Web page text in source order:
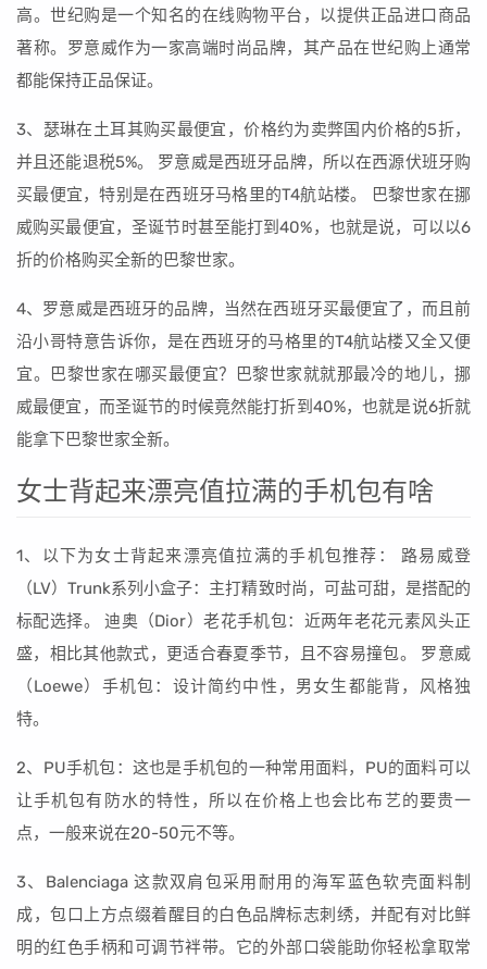
高。世纪购是一个知名的在线购物平台，以提供正品进口商品
著称。罗意威作为一家高端时尚品牌，其产品在世纪购上通常
都能保持正品保证。
3、瑟琳在土耳其购买最便宜，价格约为卖弊国内价格的5折，
并且还能退税5%。 罗意威是西班牙品牌，所以在西源伏班牙购
买最便宜，特别是在西班牙马格里的T4航站楼。 巴黎世家在挪
威购买最便宜，圣诞节时甚至能打到40%，也就是说，可以以6
折的价格购买全新的巴黎世家。
4、罗意威是西班牙的品牌，当然在西班牙买最便宜了，而且前
沿小哥特意告诉你，是在西班牙的马格里的T4航站楼又全又便
宜。巴黎世家在哪买最便宜？巴黎世家就就那最冷的地儿，挪
威最便宜，而圣诞节的时候竟然能打折到40%，也就是说6折就
能拿下巴黎世家全新。
女士背起来漂亮值拉满的手机包有啥
1、以下为女士背起来漂亮值拉满的手机包推荐： 路易威登
（LV）Trunk系列小盒子：主打精致时尚，可盐可甜，是搭配的
标配选择。 迪奥（Dior）老花手机包：近两年老花元素风头正
盛，相比其他款式，更适合春夏季节，且不容易撞包。 罗意威
（Loewe）手机包：设计简约中性，男女生都能背，风格独
特。
2、PU手机包：这也是手机包的一种常用面料，PU的面料可以
让手机包有防水的特性，所以在价格上也会比布艺的要贵一
点，一般来说在20-50元不等。
3、Balenciaga 这款双肩包采用耐用的海军蓝色软壳面料制
成，包口上方点缀着醒目的白色品牌标志刺绣，并配有对比鲜
明的红色手柄和可调节袢带。它的外部口袋能助你轻松拿取常